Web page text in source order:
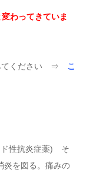
わってきていま
みてください ⇒ こ
ド性抗炎症薬) そ
炎を図る。痛みの